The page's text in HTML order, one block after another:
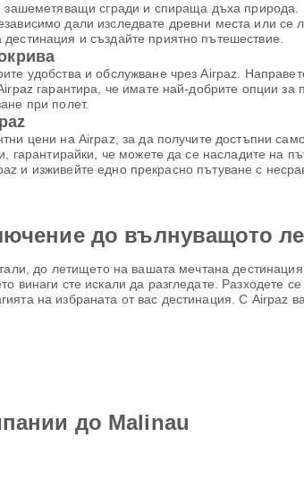
сгради и спираща дъха природа.
дали изследвате древни места или се
и създайте приятно пътешествие.
удобства и обслужване чрез Airpaz.
гарантира, че имате най-добрите опции
при полет.
цени на Airpaz, за да получите достъпни
гарантирайки, че можете да се насладите на
и изживейте едно прекрасно пътуване с
до вълнуващото
до летището на вашата мечтана
винаги сте искали да разгледате. Разходете
на избраната от вас дестинация. С Airpaz
до Malinau